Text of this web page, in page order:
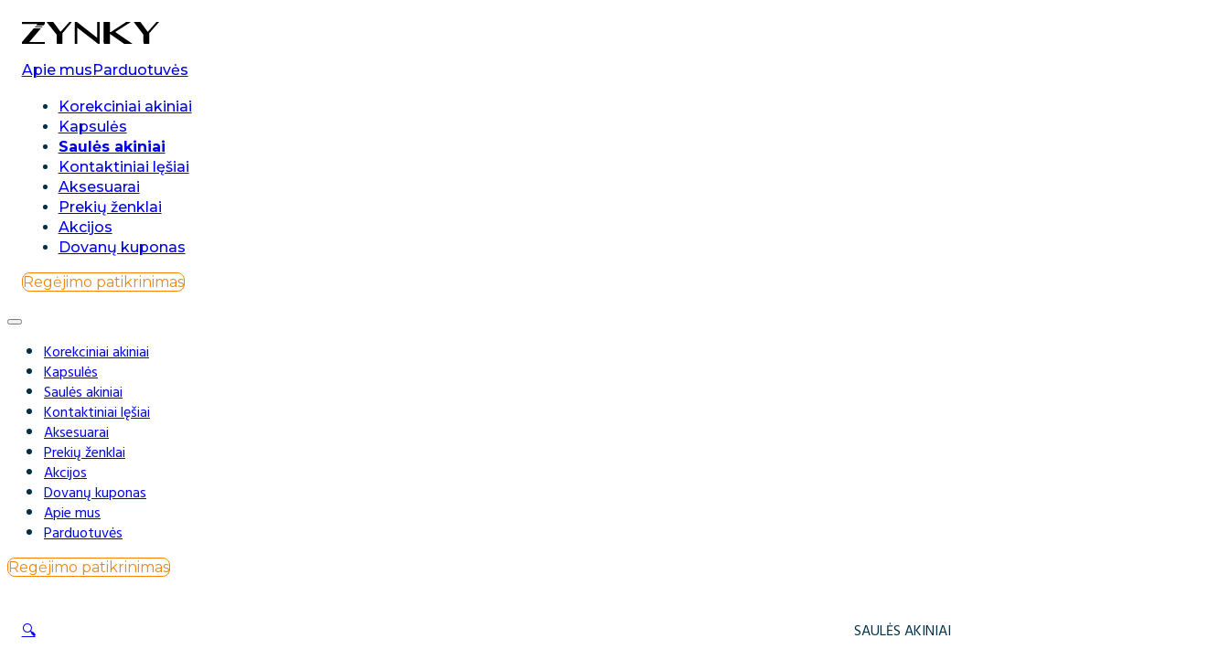
0
Apie mus Parduotuvės
Korekciniai akiniai
Kapsulės
Saulės akiniai
Kontaktiniai lęšiai
Aksesuarai
Prekių ženklai
Akcijos
Dovanų kuponas
Regėjimo patikrinimas
Korekciniai akiniai
Kapsulės
Saulės akiniai
Kontaktiniai lęšiai
Aksesuarai
Prekių ženklai
Akcijos
Dovanų kuponas
Apie mus
Parduotuvės
Regėjimo patikrinimas
🔍 SAULĖS AKINIAI